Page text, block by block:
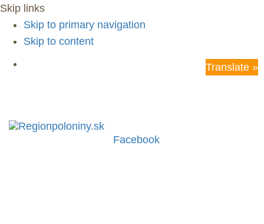
Skip links
Skip to primary navigation
Skip to content
Turistické informačné centrum Sninské rybníky Rybnícka 3951, Snina
Facebook
Translate »